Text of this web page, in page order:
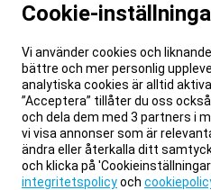
Cookie-
Vi använder cookies och
bättre och mer personlig
analytiska cookies är alltid
”Acceptera” tillåter du oss
och dela dem med 3 partners i
vi visa annonser som är
ändra eller återkalla ditt
och klicka på
integritetspolicyoch